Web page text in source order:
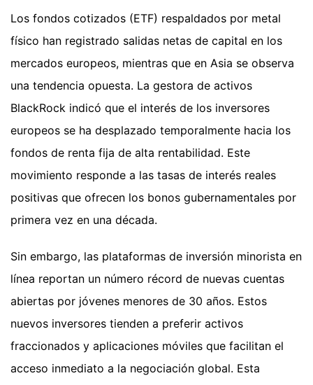
Los fondos cotizados (ETF) respaldados por metal
físico han registrado salidas netas de capital en los
mercados europeos, mientras que en Asia se observa
una tendencia opuesta. La gestora de activos
BlackRock indicó que el interés de los inversores
europeos se ha desplazado temporalmente hacia los
fondos de renta fija de alta rentabilidad. Este
movimiento responde a las tasas de interés reales
positivas que ofrecen los bonos gubernamentales por
primera vez en una década.
Sin embargo, las plataformas de inversión minorista en
línea reportan un número récord de nuevas cuentas
abiertas por jóvenes menores de 30 años. Estos
nuevos inversores tienden a preferir activos
fraccionados y aplicaciones móviles que facilitan el
acceso inmediato a la negociación global. Esta